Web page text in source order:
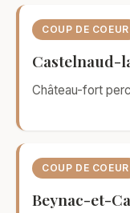
COUP DE COEUR
Castelnaud-
Château-fort
COUP DE COEUR
Beynac-et-